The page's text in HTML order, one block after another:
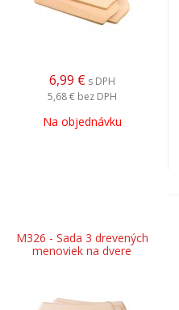
6,99 € s DPH
5,68 € bez DPH
Na objednávku
M326 - Sada 3 drevených
menoviek na dvere